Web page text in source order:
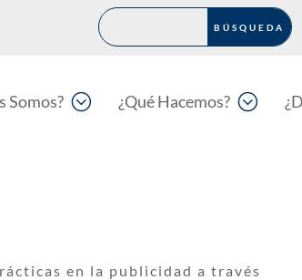
;
Somos? ;
¿Qué Hacemos?
en la publicidad a través